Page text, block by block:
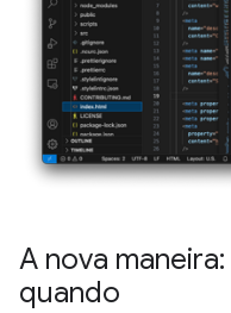
A nova
quando